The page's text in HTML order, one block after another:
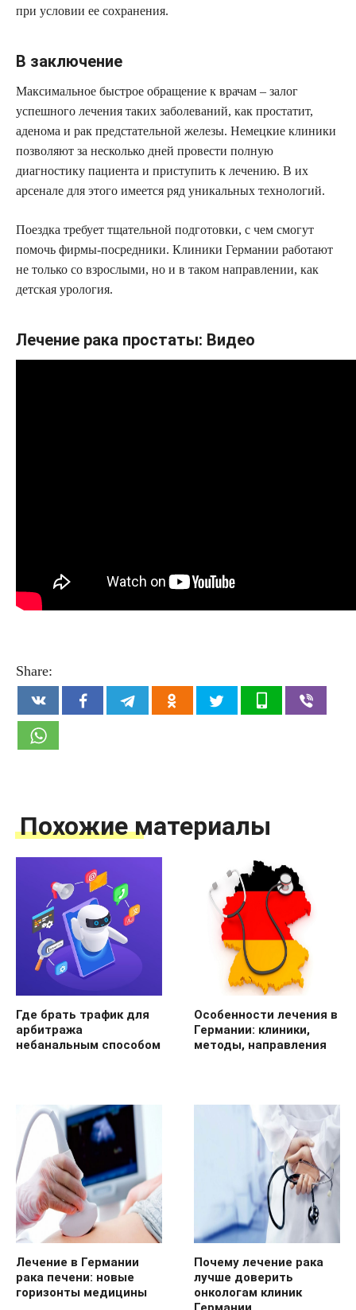
при условии ее сохранения.
В заключение
Максимальное быстрое обращение к врачам – залог
успешного лечения таких заболеваний, как простатит,
аденома и рак предстательной железы. Немецкие клиники
позволяют за несколько дней провести полную
диагностику пациента и приступить к лечению. В их
арсенале для этого имеется ряд уникальных технологий.
Поездка требует тщательной подготовки, с чем смогут
помочь фирмы-посредники. Клиники Германии работают
не только со взрослыми, но и в таком направлении, как
детская урология.
Лечение рака простаты: Видео
Share:
Похожие материалы
Где брать трафик для
арбитража
небанальным способом
Особенности лечения в
Германии: клиники,
методы, направления
Лечение в Германии
рака печени: новые
горизонты медицины
Почему лечение рака
лучше доверить
онкологам клиник